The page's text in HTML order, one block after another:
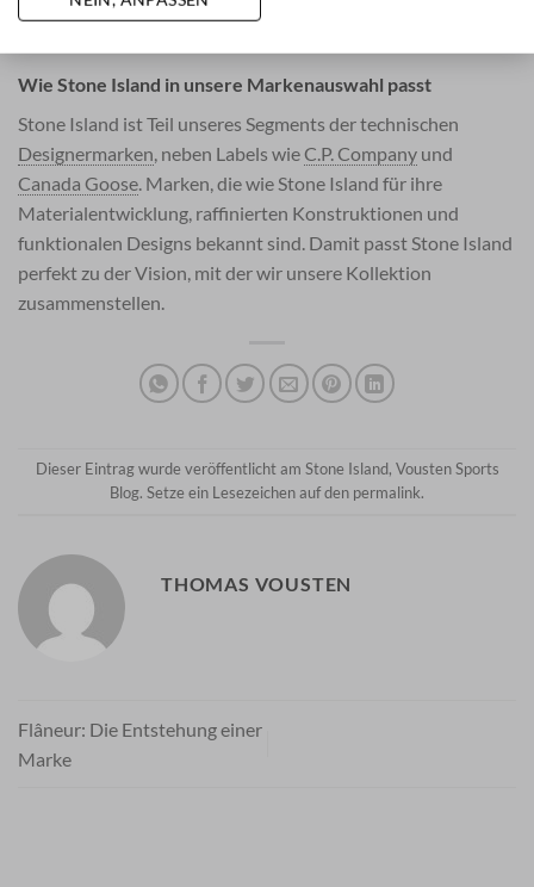
unverwechselbare Detail, das den Stil vervollständigt!
Wie Stone Island in unsere Markenauswahl passt
Stone Island ist Teil unseres Segments der technischen
Designermarken , neben Labels wieC.P. Company und
Canada Goose . Marken, die wie Stone Island für ihre
Materialentwicklung, raffinierten Konstruktionen und
funktionalen Designs bekannt sind. Damit passt Stone Island
perfekt zu der Vision, mit der wir unsere Kollektion
zusammenstellen.
Dieser Eintrag wurde veröffentlicht am Stone Island, Vousten Sports
Blog. Setze ein Lesezeichen auf den permalink.
THOMAS VOUSTEN
Flâneur: Die Entstehung einer
Marke